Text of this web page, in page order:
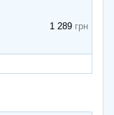
1 289